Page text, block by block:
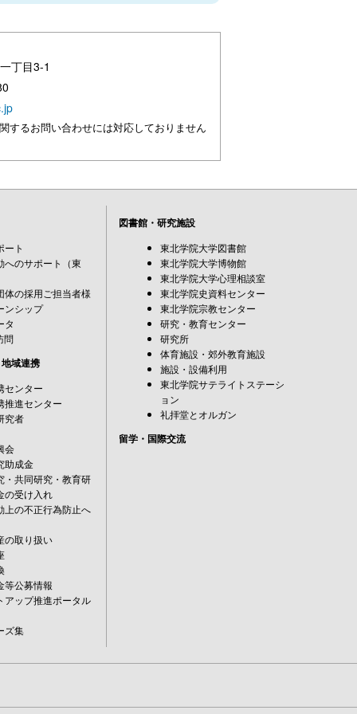
丁目3-1
するお問い合わせには対応しておりません
ート
へのサポート（東
体の採用ご担当者様
ンシップ
タ
問
域連携
センター
推進センター
究者
会
助成金
・共同研究・教育研
の受け入れ
上の不正行為防止へ
の取り扱い
等公募情報
アップ推進ポータル
ズ集
図書館・研究施設
東北学院大学図書館
東北学院大学博物館
東北学院大学心理相談室
東北学院史資料センター
東北学院宗教センター
研究・教育センター
研究所
体育施設・郊外教育施設
施設・設備利用
東北学院サテライトステーシ
ョン
礼拝堂とオルガン
留学・国際交流